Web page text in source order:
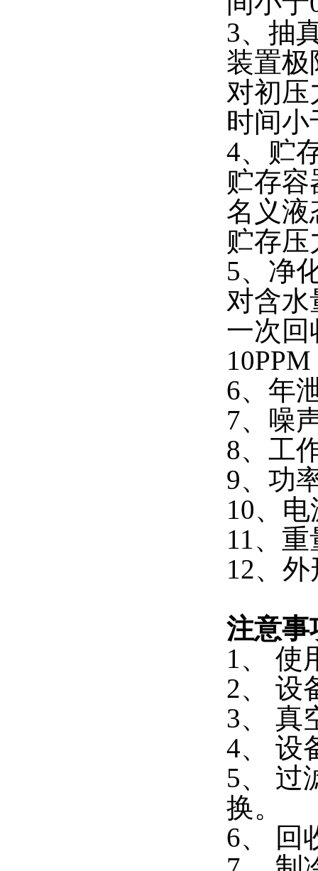
3、抽
装置极
对初压
时间小
4、贮
贮存容
名义液
贮存压
5、净
对含水
一次回
6、年
7、噪
8、工
9、功
10、
11、
12、
注意事
1、 使
2、 设
3、 真
4、 设
5、 过
换。
6、 回